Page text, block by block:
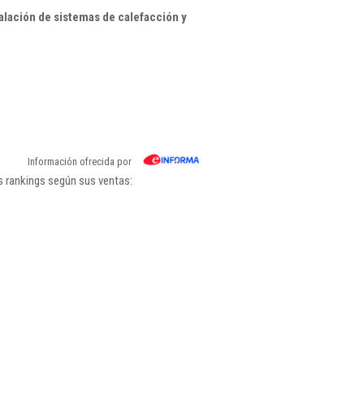
de sistemas de calefacción y
Información ofrecida por
según sus ventas: